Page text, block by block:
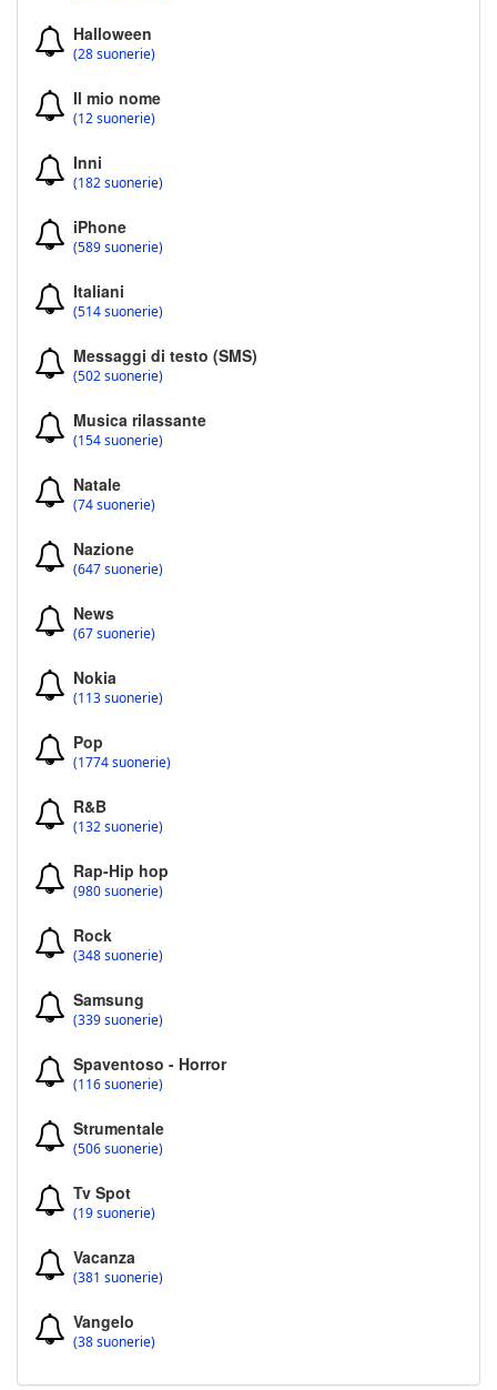
Halloween
(28 suonerie)
Il mio nome
(12 suonerie)
Inni
(182 suonerie)
iPhone
(589 suonerie)
Italiani
(514 suonerie)
Messaggi di testo (SMS)
(502 suonerie)
Musica rilassante
(154 suonerie)
Natale
(74 suonerie)
Nazione
(647 suonerie)
News
(67 suonerie)
Nokia
(113 suonerie)
Pop
(1774 suonerie)
R&B
(132 suonerie)
Rap-Hip hop
(980 suonerie)
Rock
(348 suonerie)
Samsung
(339 suonerie)
Spaventoso - Horror
(116 suonerie)
Strumentale
(506 suonerie)
Tv Spot
(19 suonerie)
Vacanza
(381 suonerie)
Vangelo
(38 suonerie)